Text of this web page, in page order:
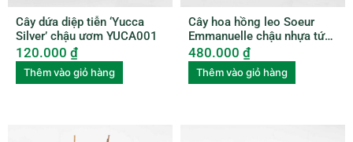
Cây dứa diệp tiễn ‘Yucca
Silver’ chậu ươm YUCA001
120.000 ₫
Thêm vào giỏ hàng
Cây hoa hồng leo Soeur
Emmanuelle chậu nhựa tứ
quý ROSE002
480.000 ₫
Thêm vào giỏ hàng